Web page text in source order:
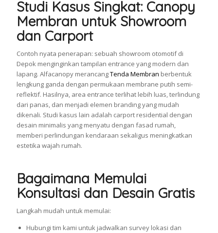
Studi Kasus Singkat: Canopy
Membran untuk Showroom
dan Carport
Contoh nyata penerapan: sebuah showroom otomotif di
Depok menginginkan tampilan entrance yang modern dan
lapang. Alfacanopy merancangTenda Membran berbentuk
lengkung ganda dengan permukaan membrane putih semi-
reflektif. Hasilnya, area entrance terlihat lebih luas, terlindung
dari panas, dan menjadi elemen branding yang mudah
dikenali. Studi kasus lain adalah carport residential dengan
desain minimalis yang menyatu dengan fasad rumah,
memberi perlindungan kendaraan sekaligus meningkatkan
estetika wajah rumah.
Bagaimana Memulai
Konsultasi dan Desain Gratis
Langkah mudah untuk memulai:
Hubungi tim kami untuk jadwalkan survey lokasi dan